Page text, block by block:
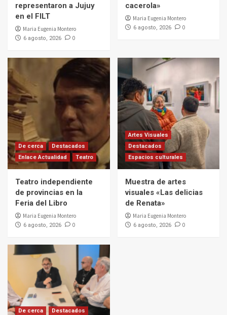
representaron a Jujuy
en el FILT
Maria Eugenia Montero
6 agosto, 2026 0
cacerola»
Maria Eugenia Montero
6 agosto, 2026 0
De cerca
Destacados
Enlace Actualidad
Teatro
Teatro independiente
de provincias en la
Feria del Libro
Maria Eugenia Montero
6 agosto, 2026 0
Artes Visuales
Destacados
Espacios culturales
Muestra de artes
visuales «Las delicias
de Renata»
Maria Eugenia Montero
6 agosto, 2026 0
De cerca Destacados